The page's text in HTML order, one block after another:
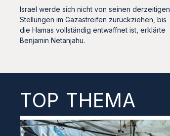
Israel werde sich nicht von seinen derzeitigen
Stellungen im Gazastreifen zurückziehen, bis
die Hamas vollständig entwaffnet ist, erklärte
Benjamin Netanjahu.
TOP THEMA